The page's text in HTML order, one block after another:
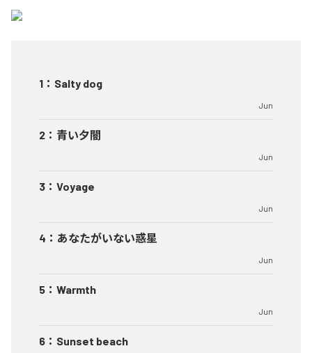
1 ： Salty dog
Jun
2 ： 青い夕闇
Jun
3 ： Voyage
Jun
4 ： あなたがいない惑星
Jun
5 ： Warmth
Jun
6 ： Sunset beach